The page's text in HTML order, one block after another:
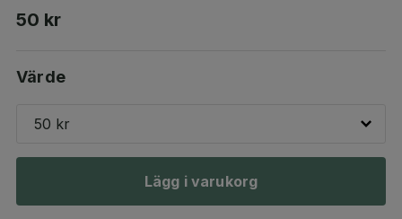
50 kr
Värde
50 kr
Lägg i varukorg